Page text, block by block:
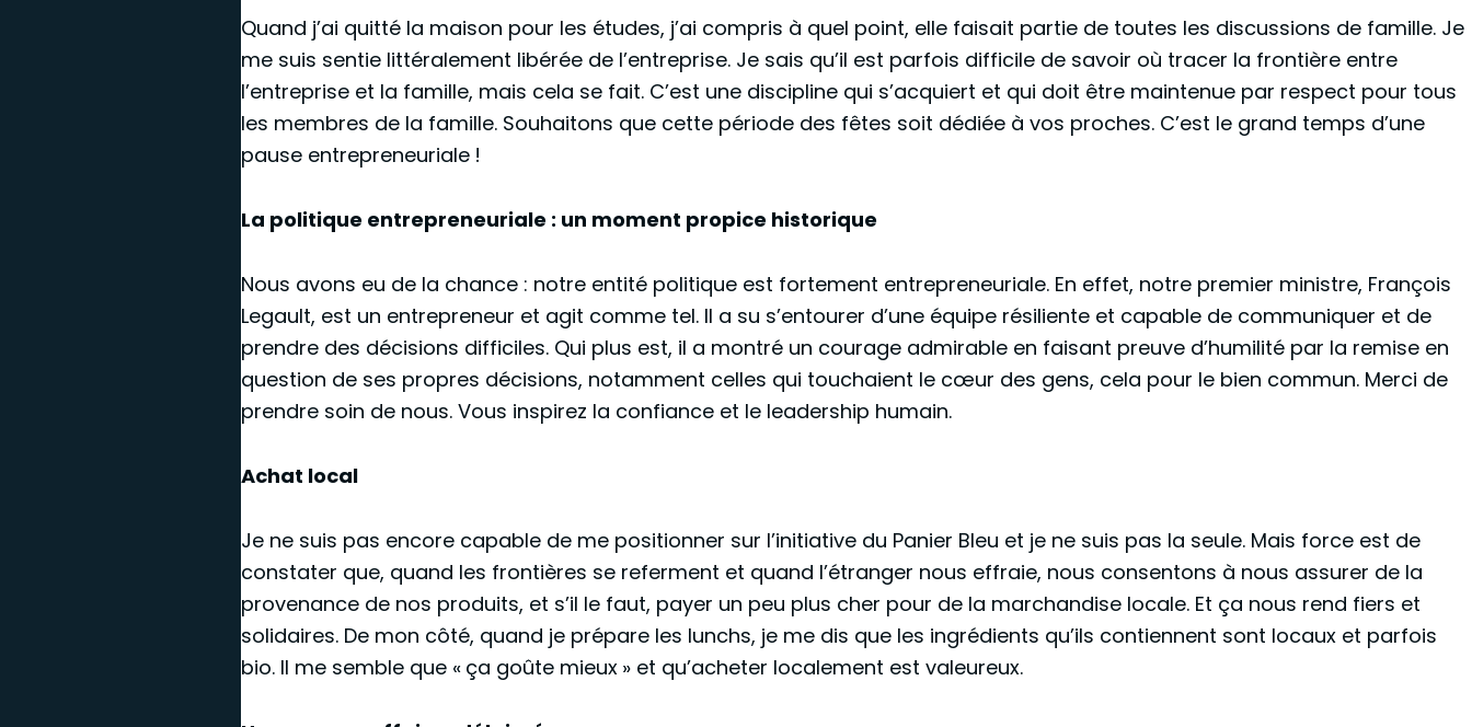
Quand j’ai quitté la maison pour les études, j’ai compris à quel point, elle faisait partie de toutes les discussions de famille. Je
me suis sentie littéralement libérée de l’entreprise. Je sais qu’il est parfois difficile de savoir où tracer la frontière entre
l’entreprise et la famille, mais cela se fait. C’est une discipline qui s’acquiert et qui doit être maintenue par respect pour tous
les membres de la famille. Souhaitons que cette période des fêtes soit dédiée à vos proches. C’est le grand temps d’une
pause entrepreneuriale !
La politique entrepreneuriale : un moment propice historique
Nous avons eu de la chance : notre entité politique est fortement entrepreneuriale. En effet, notre premier ministre, François
Legault, est un entrepreneur et agit comme tel. Il a su s’entourer d’une équipe résiliente et capable de communiquer et de
prendre des décisions difficiles. Qui plus est, il a montré un courage admirable en faisant preuve d’humilité par la remise en
question de ses propres décisions, notamment celles qui touchaient le cœur des gens, cela pour le bien commun. Merci de
prendre soin de nous. Vous inspirez la confiance et le leadership humain.
Achat local
Je ne suis pas encore capable de me positionner sur l’initiative du Panier Bleu et je ne suis pas la seule. Mais force est de
constater que, quand les frontières se referment et quand l’étranger nous effraie, nous consentons à nous assurer de la
provenance de nos produits, et s’il le faut, payer un peu plus cher pour de la marchandise locale. Et ça nous rend fiers et
solidaires. De mon côté, quand je prépare les lunchs, je me dis que les ingrédients qu’ils contiennent sont locaux et parfois
bio. Il me semble que « ça goûte mieux » et qu’acheter localement est valeureux.